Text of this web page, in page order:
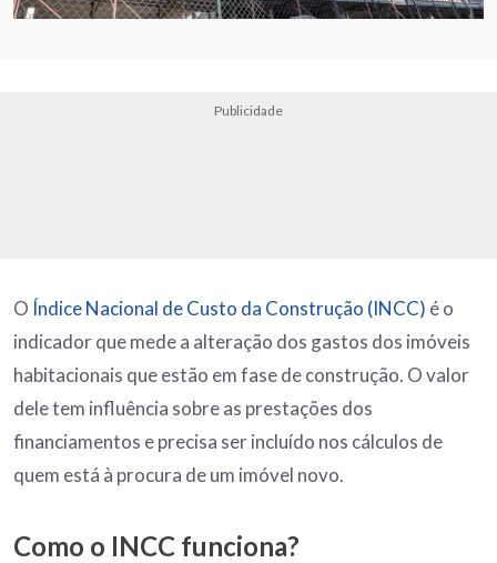
Publicidade
O Índice Nacional de Custo da Construção (INCC) é o
indicador que mede a alteração dos gastos dos imóveis
habitacionais que estão em fase de construção. O valor
dele tem influência sobre as prestações dos
financiamentos e precisa ser incluído nos cálculos de
quem está à procura de um imóvel novo.
Como o INCC funciona?